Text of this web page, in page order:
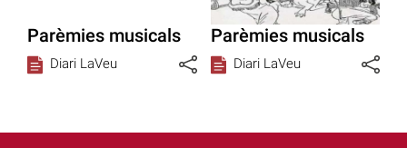
Parèmies musicals
Diari LaVeu
Parèmies musicals
Diari LaVeu